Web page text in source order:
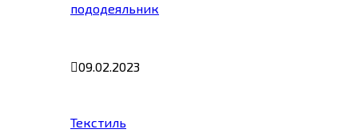
пододеяльник
09.02.2023
Текстиль